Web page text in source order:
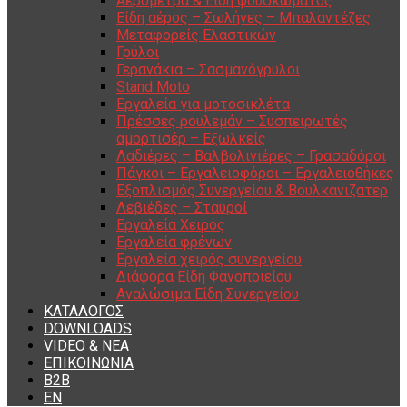
Είδη αέρος – Σωλήνες – Μπαλαντέζες
Μεταφορείς Ελαστικών
Γρύλοι
Γερανάκια – Σασμανόγρυλοι
Stand Moto
Εργαλεία για μοτοσικλέτα
Πρέσσες ρουλεμάν – Συσπειρωτές
αμορτισέρ – Εξωλκείς
Λαδιέρες – Βαλβολινιέρες – Γρασαδόροι
Πάγκοι – Εργαλειοφόροι – Εργαλειοθήκες
Εξοπλισμός Συνεργείου & Βουλκανιζατερ
Λεβιέδες – Σταυροί
Εργαλεία Χειρός
Εργαλεία φρένων
Εργαλεία χειρός συνεργείου
Διάφορα Είδη Φανοποιείου
Αναλώσιμα Είδη Συνεργείου
ΚΑΤΑΛΟΓΟΣ
DOWNLOADS
VIDEO & ΝΕΑ
ΕΠΙΚΟΙΝΩΝΙΑ
B2B
ΕΝ